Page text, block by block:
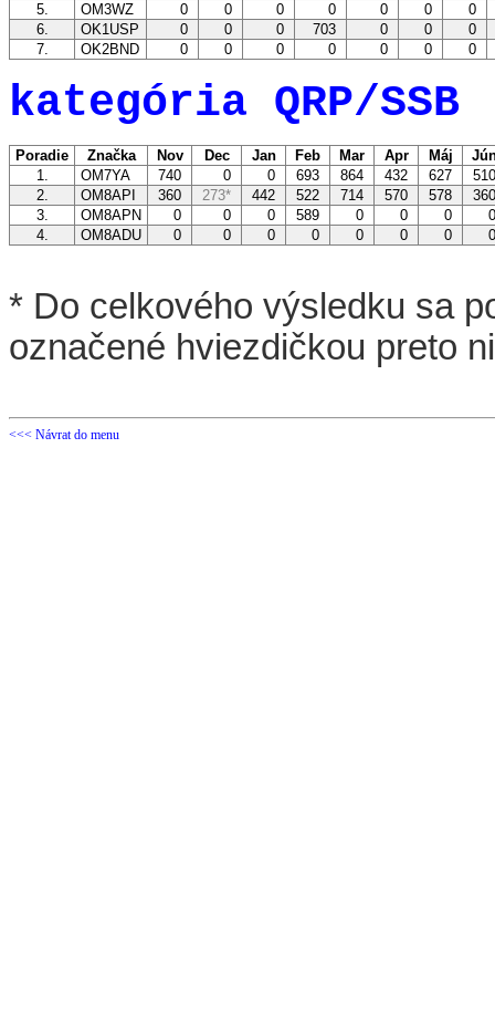
5.
OM3WZ 0 0 0 0 0 0
0
6.
OK1USP 0 0 0 703 0 0
0
7.
OK2BND 0 0 0 0 0 0 0
kategória QRP/SSB
Poradie Značka Nov Dec Jan Feb Mar Apr Máj
1.
OM7YA 740 0 0 693 864 432 627
2.
OM8API 360 273* 442 522 714 570 578
3.
OM8APN 0 0 0 589 0 0 0
4.
OM8ADU 0 0 0 0 0 0 0
* Do celkového výsledku sa
označené hviezdičkou preto
<<< Návrat do menu